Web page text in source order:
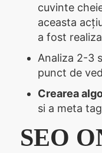
cuvinte
aceasta
a fost
Analiza 2-3
punct de
Crearea
si a meta
SEO